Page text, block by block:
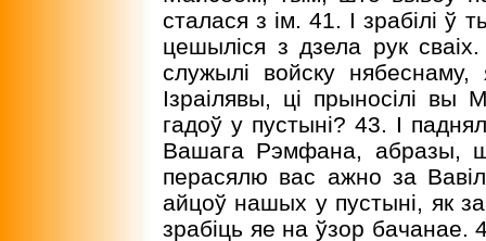
сталася з ім. 41. I зрабілі ў
цешыліся з дзела рук
служылі войску
Ізраілявы, ці прыносілі
гадоў у пустыні? 43. I
Вашага Рэмфана, абразы,
перасялю вас ажно за
айцоў нашых у пустыні, як
зрабіць яе на ўзор